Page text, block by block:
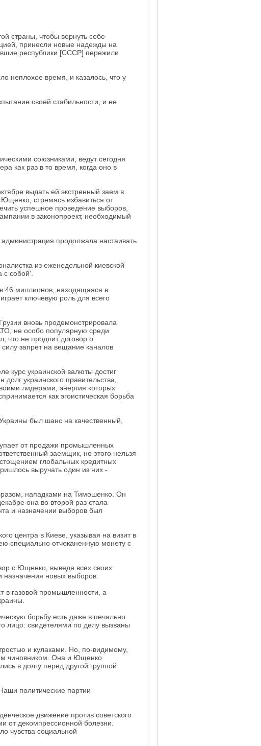
страны, чтобы вернуть себе
принесли новые надежды на
республики [CCCР] пережили
неплохое время, и казалось, что у
своей стабильности, и ее
союзниками, ведут сегодня
как раз в то время, когда оно в
выдать ей экстренный заем в
стремясь избавиться от
успешное проведение выборов,
в законопроект, необходимый
продолжала настаивать
из еженедельной киевской
собой'.
46 миллионов, находящаяся в
ключевую роль для всего
вновь продемонстрировала
не особо популярную среди
что не продлит договор о
запрет на вещание каналов
курс украинской валюты достиг
украинского правительства,
лидерами, энергия которых
как эгоистическая борьба
был шанс на качественный,
от продажи промышленных
заемщик, но этого нельзя
глобальных кредитных
выручать один из них -
нападками на Тимошенко. Он
она во второй раз стала
и назначении выборов был
центра в Киеве, указывая на визит в
отчеканенную монету с
с Ющенко, выведя всех своих
назначения новых выборов.
в газовой промышленности, а
борьбу есть даже в печально
лицо: свидетелями по делу вызваны
и кулаками. Но, по-видимому,
чиновником. Она и Ющенко
в долгу перед другой группой
политические партии
движение против советского
от декомпрессионной болезни.
чувства социальной